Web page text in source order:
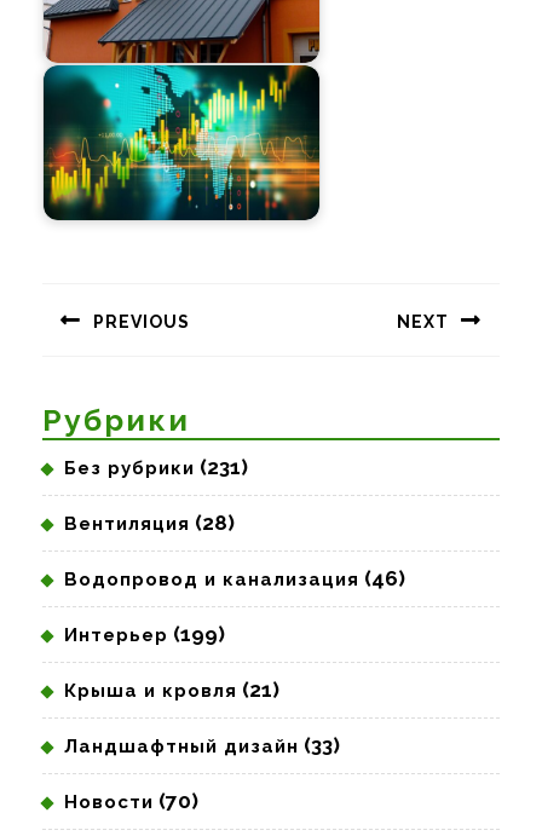
записям
PREVIOUS NEXT
Рубрики
Без рубрики (231)
Вентиляция (28)
Водопровод и канализация (46)
Интерьер (199)
Крыша и кровля (21)
Ландшафтный дизайн (33)
Новости (70)